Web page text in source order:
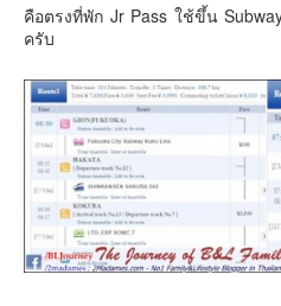
คือตรงที่พัก Jr Pass ใช้ขึ้น
ครับ